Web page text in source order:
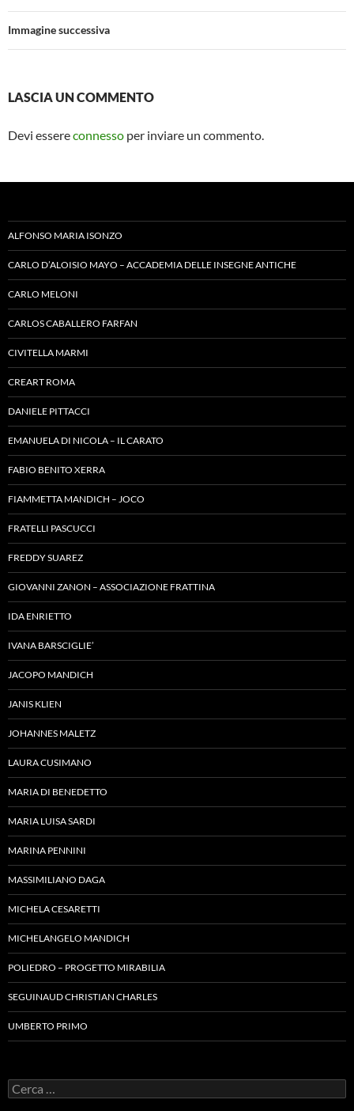
Immagine successiva
LASCIA UN COMMENTO
Devi essereconnesso per inviare un commento.
ALFONSO MARIA ISONZO
CARLO D’ALOISIO MAYO – ACCADEMIA DELLE INSEGNE ANTICHE
CARLO MELONI
CARLOS CABALLERO FARFAN
CIVITELLA MARMI
CREART ROMA
DANIELE PITTACCI
EMANUELA DI NICOLA – IL CARATO
FABIO BENITO XERRA
FIAMMETTA MANDICH – JOCO
FRATELLI PASCUCCI
FREDDY SUAREZ
GIOVANNI ZANON – ASSOCIAZIONE FRATTINA
IDA ENRIETTO
IVANA BARSCIGLIE’
JACOPO MANDICH
JANIS KLIEN
JOHANNES MALETZ
LAURA CUSIMANO
MARIA DI BENEDETTO
MARIA LUISA SARDI
MARINA PENNINI
MASSIMILIANO DAGA
MICHELA CESARETTI
MICHELANGELO MANDICH
POLIEDRO – PROGETTO MIRABILIA
SEGUINAUD CHRISTIAN CHARLES
UMBERTO PRIMO
Ricerca
per: